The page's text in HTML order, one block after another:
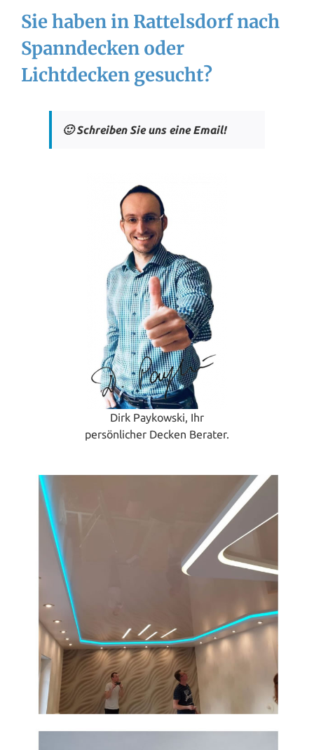
Sie haben in Rattelsdorf nach
Spanndecken oder
Lichtdecken gesucht?
🙂 Schreiben Sie uns eine Email!
Dirk Paykowski, Ihr
persönlicher Decken Berater.